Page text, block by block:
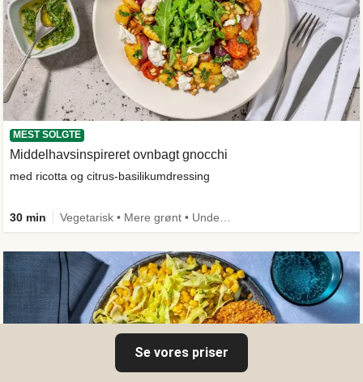
MEST SOLGTE
Middelhavsinspireret ovnbagt gnocchi
med ricotta og citrus-basilikumdressing
30 min
Se vores priser